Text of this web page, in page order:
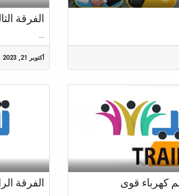
الفرقة
أكتوبر 21, 2023
كهرباء قوى الفرقة